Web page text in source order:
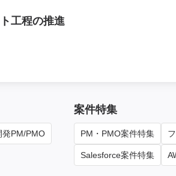
工程の推進
発PM/PMO
案件特集
PM・PMO案件特集
Salesforce案件特集